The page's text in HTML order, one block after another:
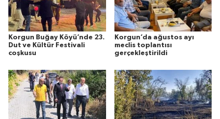
Korgun Buğay Köyü’nde 23.
Dut ve Kültür Festivali
coşkusu
Korgun’da ağustos ayı
meclis toplantısı
gerçekleştirildi